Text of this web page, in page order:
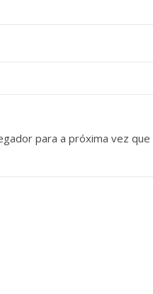
para a próxima vez